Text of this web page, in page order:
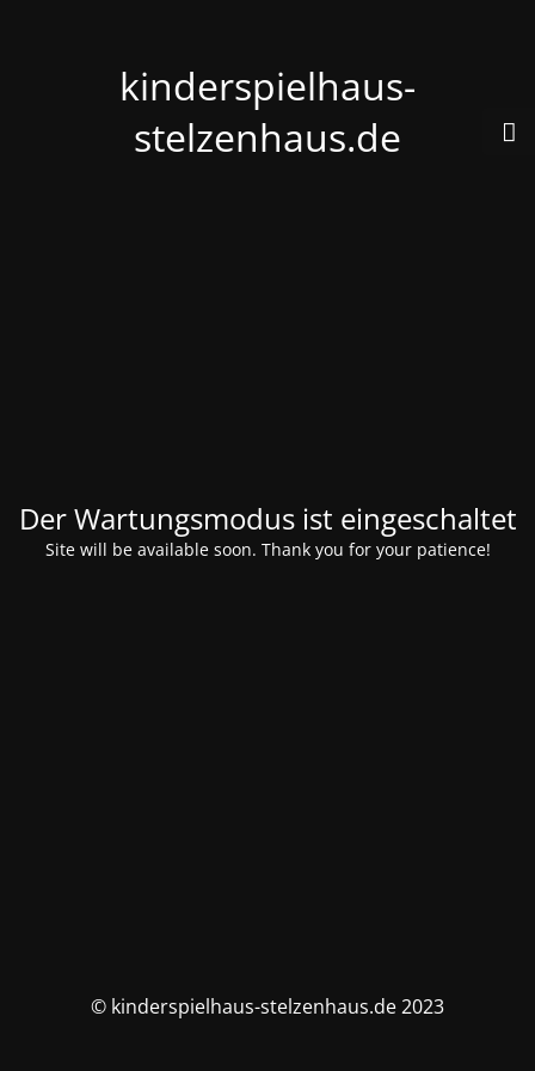
kinderspielhaus-
stelzenhaus.de
Der Wartungsmodus ist eingeschaltet
Site will be available soon. Thank you for your patience!
© kinderspielhaus-stelzenhaus.de 2023